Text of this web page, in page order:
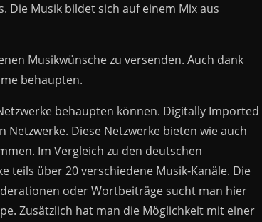
Musik bildet sich auf einem Mix aus
Musikwünsche zu versenden. Auch dank
behaupten.
behaupten können. Digitally Imported
Netzwerke. Diese Netzwerke bieten wie auch
Im Vergleich zu den deutschen
teils über 20 verschiedene Musik-Kanäle. Die
oder Wortbeiträge sucht man hier
Zusätzlich hat man die Möglichkeit mit einer